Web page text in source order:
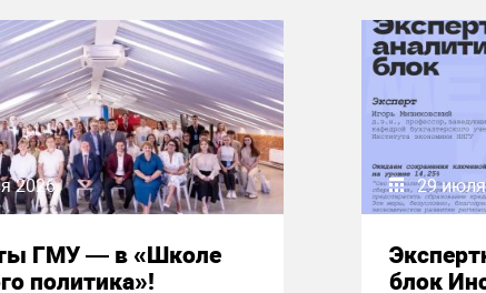
2026
ГМУ — в «Школе
политика»!
29
блок